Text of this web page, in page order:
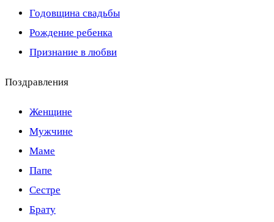
Годовщина свадьбы
Рождение ребенка
Признание в любви
Поздравления
Женщине
Мужчине
Маме
Папе
Сестре
Брату